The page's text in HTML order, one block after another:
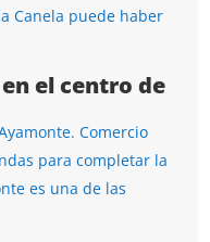
Canela puede haber
el centro de
Comercio
para completar la
es una de las